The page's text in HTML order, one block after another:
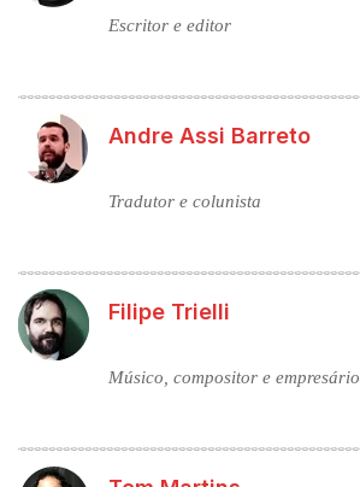
Escritor e editor
Andre Assi Barreto
Tradutor e colunista
Filipe Trielli
Músico, compositor e empresário